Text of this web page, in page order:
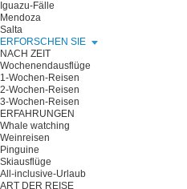
Iguazu-Fälle
Mendoza
Salta
ERFORSCHEN SIE
NACH ZEIT
Wochenendausflüge
1-Wochen-Reisen
2-Wochen-Reisen
3-Wochen-Reisen
ERFAHRUNGEN
Whale watching
Weinreisen
Pinguine
Skiausflüge
All-inclusive-Urlaub
ART DER REISE